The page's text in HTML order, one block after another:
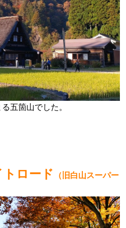
五箇山でした。
ロード
（旧白山スーパー